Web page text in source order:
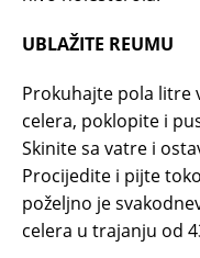
UBLAŽITE REUMU
Prokuhajte pola litre
celera, poklopite i
Skinite sa vatre i
Procijedite i pijte
poželjno je
celera u trajanju od